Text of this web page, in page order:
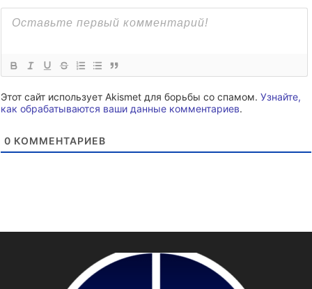
Этот сайт использует Akismet для борьбы со спамом. Узнайте,
как обрабатываются ваши данные комментариев.
0 КОММЕНТАРИЕВ